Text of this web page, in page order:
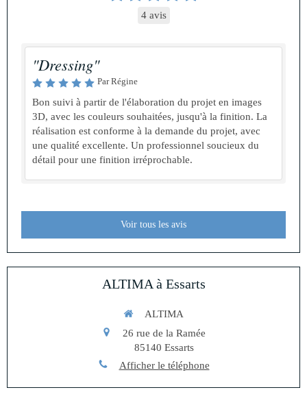
4 avis
"Dressing"
Par Régine
Bon suivi à partir de l'élaboration du projet en images
3D, avec les couleurs souhaitées, jusqu'à la finition. La
réalisation est conforme à la demande du projet, avec
une qualité excellente. Un professionnel soucieux du
détail pour une finition irréprochable.
Voir tous les avis
ALTIMA à Essarts
ALTIMA
26 rue de la Ramée
85140 Essarts
Afficher le téléphone